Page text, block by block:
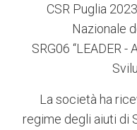
CSR Puglia
Nazionale
SRG06 “LEADER
La società ha
regime degli aiuti di